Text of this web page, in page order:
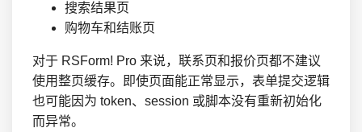
搜索结果页
购物车和结账页
对于 RSForm! Pro 来说，联系页和报价页都不建议
使用整页缓存。即使页面能正常显示，表单提交逻辑
也可能因为 token、session 或脚本没有重新初始化
而异常。